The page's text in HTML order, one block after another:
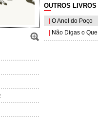
OUTROS LIVROS
O Anel do Poço
Não Digas o Que